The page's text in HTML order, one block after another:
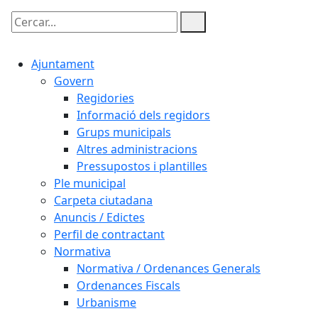
Cercar:
Ajuntament
Govern
Regidories
Informació dels regidors
Grups municipals
Altres administracions
Pressupostos i plantilles
Ple municipal
Carpeta ciutadana
Anuncis / Edictes
Perfil de contractant
Normativa
Normativa / Ordenances Generals
Ordenances Fiscals
Urbanisme